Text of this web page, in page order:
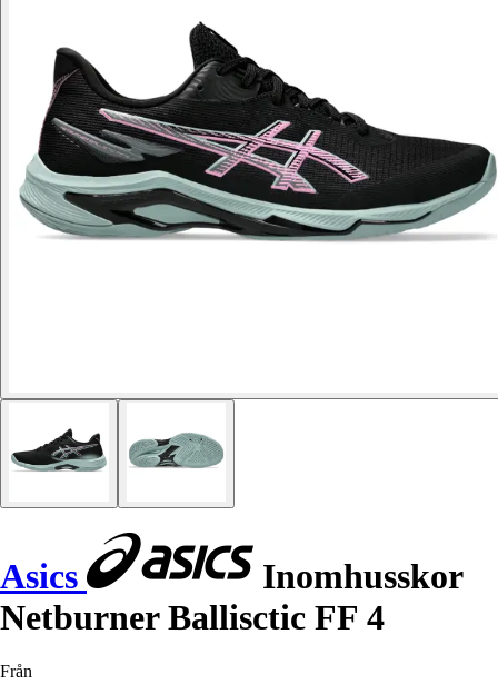
Asics
Inomhusskor
Netburner Ballisctic FF 4
Från